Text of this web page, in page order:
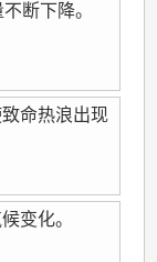
断下降。
命热浪出现
变化。